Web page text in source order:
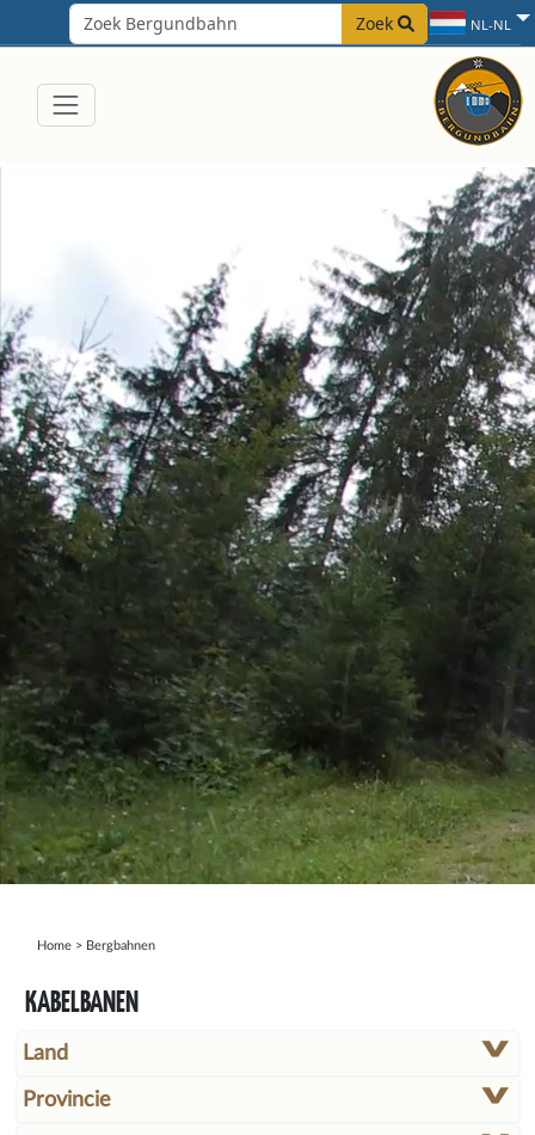
Zoek NL-NL
Home> Bergbahnen
KABELBANEN
Land
Provincie